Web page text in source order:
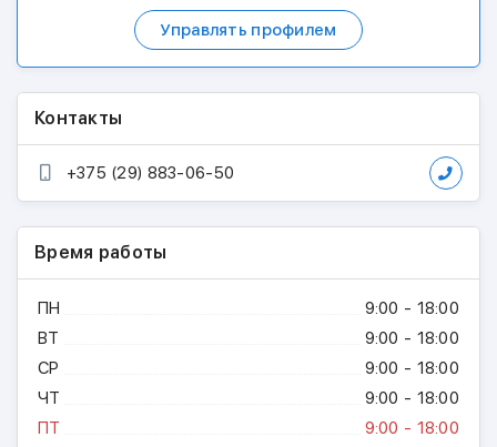
Управлять профилем
Контакты
+375 (29) 883-06-50
Время работы
ПН
9:00 - 18:00
ВТ
9:00 - 18:00
СР
9:00 - 18:00
ЧТ
9:00 - 18:00
ПТ
9:00 - 18:00